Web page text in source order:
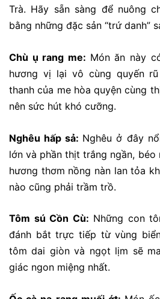
Trà. Hãy sẵn sàng để nuông
bằng những đặc sản “trứ danh”
Chù ụ rang me: Món ăn này
hương vị lại vô cùng quyến
thanh của me hòa quyện cùng
nên sức hút khó cưỡng.
Nghêu hấp sả: Nghêu ở đây
lớn và phần thịt trắng ngần, béo
hương thơm nồng nàn lan tỏa
nào cũng phải trầm trồ.
Tôm sú Cồn Cù: Những con
đánh bắt trực tiếp từ vùng
tôm dai giòn và ngọt lịm sẽ
giác ngon miệng nhất.